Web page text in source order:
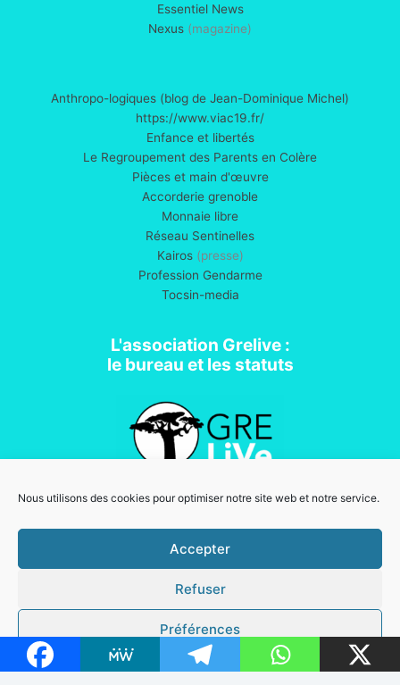
Nous utilisons des cookies pour optimiser notre site web et notre service.
Accepter
Refuser
Préférences
Essentiel News
Nexus (magazine)
Anthropo-logiques (blog de Jean-Dominique Michel)
https://www.viac19.fr/
Enfance et libertés
Le Regroupement des Parents en Colère
Pièces et main d'œuvre
Accorderie grenoble
Monnaie libre
Réseau Sentinelles
Kairos(presse)
Profession Gendarme
Tocsin-media
L'association Grelive :
le bureau et les statuts
Association loi 1901
Mentions légales
Copyright © 2026 Grelive | Powered by